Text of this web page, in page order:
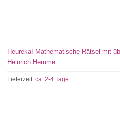
Heureka! Mathematische Rätsel mit
Heinrich Hemme
Lieferzeit: ca. 2-4 Tage